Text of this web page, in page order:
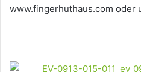
www.fingerhuthaus.com oder